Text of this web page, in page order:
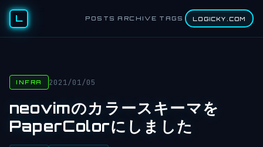
L POSTS ARCHIVE TAGS LOGICKY.COM
INFRA 2021/01/05
neovimのカラースキーマを
PaperColorにしました